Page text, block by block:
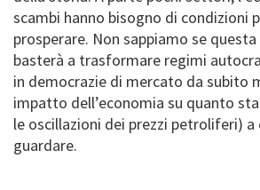
scambi hanno bisogno di condizioni
prosperare. Non sappiamo se
basterà a trasformare regimi
in democrazie di mercato da subito
impatto dell’economia su quanto
le oscillazioni dei prezzi petroliferi) a
guardare.